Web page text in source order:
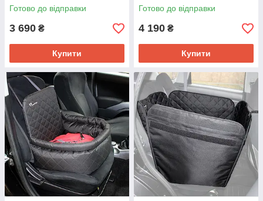
Готово до відправки
3 690 ₴
Купити
Готово до відправки
4 190 ₴
Купити